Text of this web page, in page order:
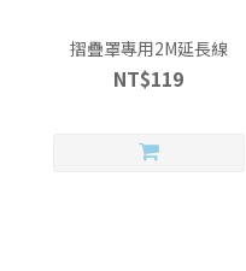
摺疊罩專用2M延長線
NT$119